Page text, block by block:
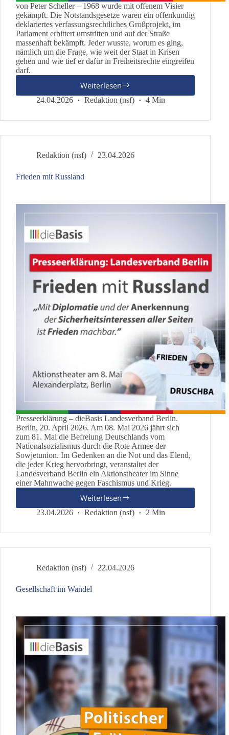
von Peter Scheller – 1968 wurde mit offenem Visier
gekämpft. Die Notstandsgesetze waren ein offenkundig
deklariertes verfassungsrechtliches Großprojekt, im
Parlament erbittert umstritten und auf der Straße
massenhaft bekämpft. Jeder wusste, worum es ging,
nämlich um die Frage, wie weit der Staat in Krisen
gehen und wie tief er dafür in Freiheitsrechte eingreifen
darf.
Weiterlesen
Der
Notstand
heute
24.04.2026 Redaktion (nsf) 4 Min
Redaktion (nsf) 23.04.2026
Frieden mit Russland
Presseerklärung – dieBasis Landesverband Berlin.
Berlin, 20. April 2026. Am 08. Mai 2026 jährt sich
zum 81. Mal die Befreiung Deutschlands vom
Nationalsozialismus durch die Rote Armee der
Sowjetunion. Im Gedenken an die Not und das Elend,
die jeder Krieg hervorbringt, veranstaltet der
Landesverband Berlin ein Aktionstheater im Sinne
einer Mahnwache gegen Faschismus und Krieg.
Weiterlesen
Frieden
mit
23.04.2026 Redaktion (nsf) 2 Min
Redaktion (nsf) 22.04.2026
Gesellschaft im Wandel